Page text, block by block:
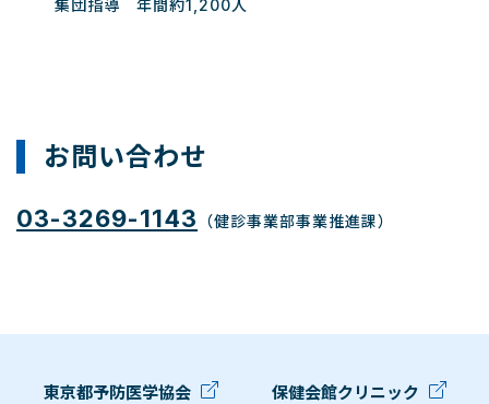
集団指導 年間約1,200人
お問い合わせ
03-3269-1143 （健診事業部事業推進課）
東京都予防医学協会 保健会館クリニック